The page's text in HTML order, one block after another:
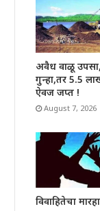
अवैध वाळू
गुन्हा,तर 5.5
ऐवज जप्त !
August 7, 2026
विवाहितेचा